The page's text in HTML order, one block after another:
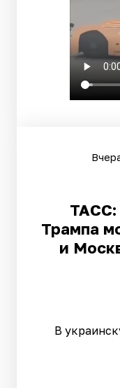
ТАСС:
Трампа
и
В